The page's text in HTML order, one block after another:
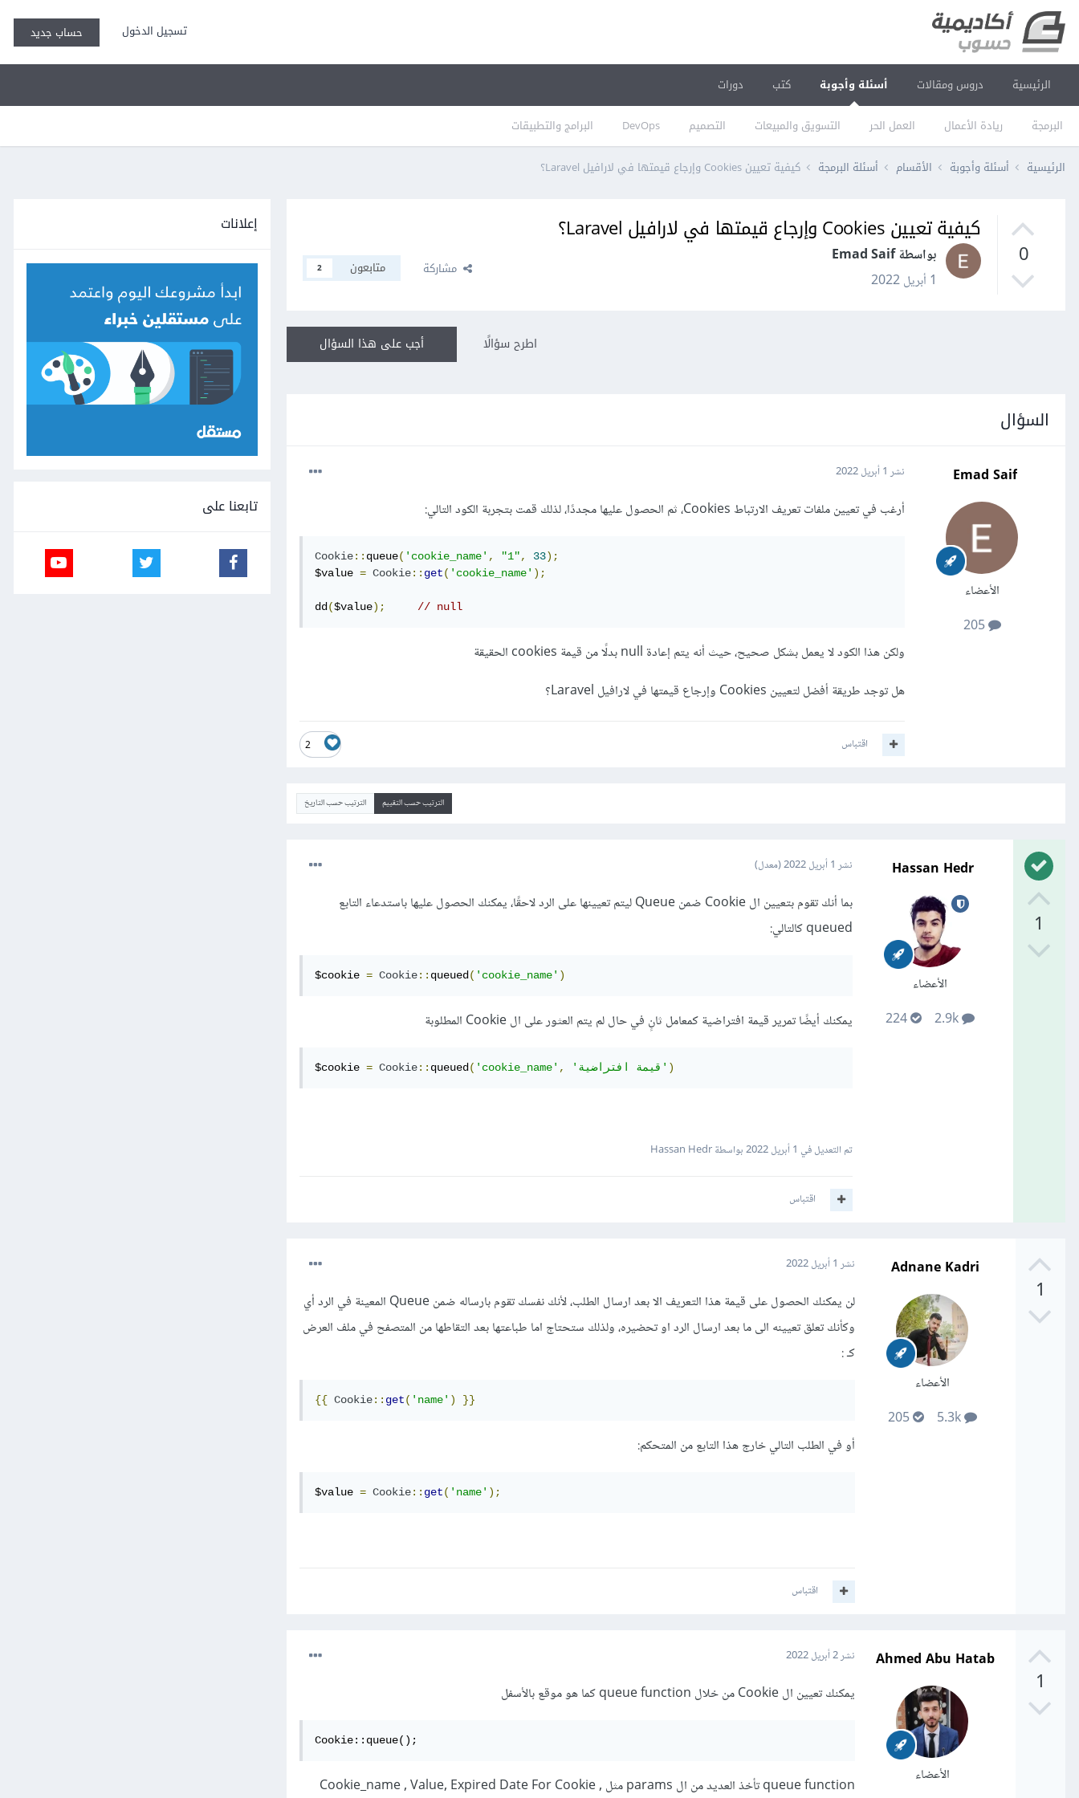
تسجيل الدخول حساب جديد
الرئيسية دروس ومقالات أسئلة وأجوبة
البرمجة ريادة الأعمال العمل الحر التسويق والمبيعات التصميم DevOps البرامج والتطبيقات
كتب دورات
الرئيسية أسئلة وأجوبة الأقسام أسئلة البرمجة كيفية تعيين Cookies وإرجاع قيمتها في لارافيل Laravel؟
0
كيفية تعيين Cookies وإرجاع قيمتها في لارافيل Laravel؟
بواسطة Emad Saif
1 أبريل 2022
مشاركة متابعون 2
أجب على هذا السؤال اطرح سؤالًا
السؤال
Emad Saif
الأعضاء
205
نشر 1 أبريل 2022
أرغب في تعيين ملفات تعريف الارتباط Cookies، ثم الحصول عليها مجددًا، لذلك قمت بتجربة الكود التالي:
Cookie:: queue( 'cookie_name' , "1", 33);
$value = Cookie:: get( 'cookie_name' );
dd ($value); // null
ولكن هذا الكود لا يعمل بشكل صحيح، حيث أنه يتم إعادة null بدلًا من قيمة cookies الحقيقة
هل توجد طريقة أفضل لتعيين Cookies وإرجاع قيمتها في لارافيل Laravel؟
2 اقتباس
الترتيب حسب التقييم الترتيب حسب التاريخ
1
Hassan Hedr
الأعضاء
2.9k
224
نشر 1 أبريل 2022 (معدل)
بما أنك تقوم بتعيين ال Cookie ضمن Queue ليتم تعيينها على الرد لاحقًا، يمكنك الحصول عليها باستدعاء التابع
queued كالتالي:
$cookie = Cookie:: queued ( 'cookie_name' )
يمكنك أيضًا تمرير قيمة افتراضية كمعامل ثانٍ في حال لم يتم العثور على ال Cookie المطلوبة
$cookie = Cookie:: queued ( 'cookie_name' , 'قيمة افتراضية' )
تم التعديل في 1 أبريل 2022 بواسطة Hassan Hedr
اقتباس
1
Adnane Kadri
الأعضاء
5.3k
205
نشر 1 أبريل 2022
لن يمكنك الحصول على قيمة هذا التعريف الا بعد ارسال الطلب، لأنك نفسك تقوم بارساله ضمن Queue المعينة في الرد أي
وكأنك تعلق تعيينه الى ما بعد ارسال الرد او تحضيره، ولذلك ستحتاج اما طباعتها بعد التقاطها من المتصفح في ملف العرض
كـ :
{{ Cookie:: get( 'name' ) }}
أو في الطلب التالي خارج هذا التابع من المتحكم:
$value = Cookie:: get( 'name' );
اقتباس
1
Ahmed Abu Hatab
الأعضاء
نشر2 أبريل 2022
يمكنك تعيين ال Cookie من خلال queue function كما هو موقع بالأسفل
Cookie::queue();
queue function تأخذ العديد من ال params مثل Cookie_name , Value, Expired Date For Cookie ,
إعلانات
تابعنا على